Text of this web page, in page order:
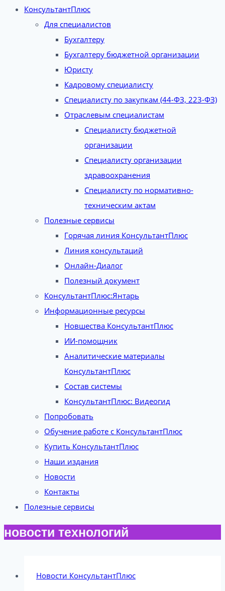
КонсультантПлюс
Для специалистов
Бухгалтеру
Бухгалтеру бюджетной организации
Юристу
Кадровому специалисту
Специалисту по закупкам (44-ФЗ, 223-ФЗ)
Отраслевым специалистам
Специалисту бюджетной
организации
Специалисту организации
здравоохранения
Специалисту по нормативно-
техническим актам
Полезные сервисы
Горячая линия КонсультантПлюс
Линия консультаций
Онлайн-Диалог
Полезный документ
КонсультантПлюс:Янтарь
Информационные ресурсы
Новшества КонсультантПлюс
ИИ-помощник
Аналитические материалы
КонсультантПлюс
Состав системы
КонсультантПлюс: Видеогид
Попробовать
Обучение работе с КонсультантПлюс
Купить КонсультантПлюс
Наши издания
Новости
Контакты
Полезные сервисы
новости технологий
Новости КонсультантПлюс